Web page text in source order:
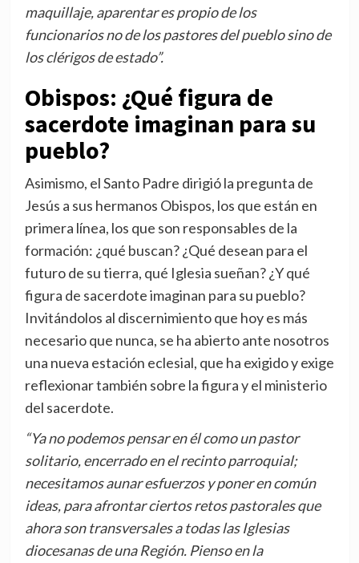
maquillaje, aparentar es propio de los
funcionarios no de los pastores del pueblo sino de
los clérigos de estado”.
Obispos: ¿Qué figura de
sacerdote imaginan para su
pueblo?
Asimismo, el Santo Padre dirigió la pregunta de
Jesús a sus hermanos Obispos, los que están en
primera línea, los que son responsables de la
formación: ¿qué buscan? ¿Qué desean para el
futuro de su tierra, qué Iglesia sueñan? ¿Y qué
figura de sacerdote imaginan para su pueblo?
Invitándolos al discernimiento que hoy es más
necesario que nunca, se ha abierto ante nosotros
una nueva estación eclesial, que ha exigido y exige
reflexionar también sobre la figura y el ministerio
del sacerdote.
“Ya no podemos pensar en él como un pastor
solitario, encerrado en el recinto parroquial;
necesitamos aunar esfuerzos y poner en común
ideas, para afrontar ciertos retos pastorales que
ahora son transversales a todas las Iglesias
diocesanas de una Región. Pienso en la